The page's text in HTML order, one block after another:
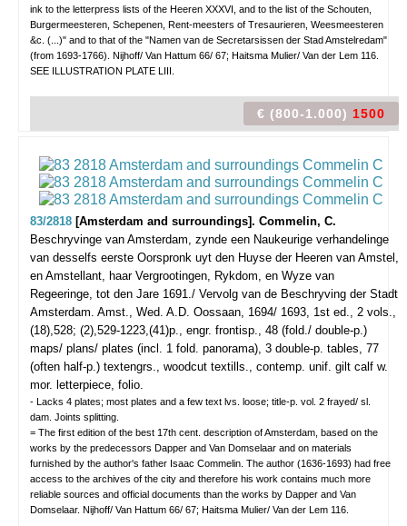
ink to the letterpress lists of the Heeren XXXVI, and to the list of the Schouten,
Burgermeesteren, Schepenen, Rent-meesters of Tresaurieren, Weesmeesteren
&c. (...)" and to that of the "Namen van de Secretarsissen der Stad Amstelredam"
(from 1693-1766). Nijhoff/ Van Hattum 66/ 67; Haitsma Mulier/ Van der Lem 116.
SEE ILLUSTRATION PLATE LIII.
€ (800-1.000) 1500
83/2818 [Amsterdam and surroundings]. Commelin, C.
Beschryvinge van Amsterdam, zynde een Naukeurige verhandelinge
van desselfs eerste Oorspronk uyt den Huyse der Heeren van Amstel,
en Amstellant, haar Vergrootingen, Rykdom, en Wyze van
Regeeringe, tot den Jare 1691./ Vervolg van de Beschryving der Stadt
Amsterdam. Amst., Wed. A.D. Oossaan, 1694/ 1693, 1st ed., 2 vols.,
(18),528; (2),529-1223,(41)p., engr. frontisp., 48 (fold./ double-p.)
maps/ plans/ plates (incl. 1 fold. panorama), 3 double-p. tables, 77
(often half-p.) textengrs., woodcut textills., contemp. unif. gilt calf w.
mor. letterpiece, folio.
- Lacks 4 plates; most plates and a few text lvs. loose; title-p. vol. 2 frayed/ sl.
dam. Joints splitting.
= The first edition of the best 17th cent. description of Amsterdam, based on the
works by the predecessors Dapper and Van Domselaar and on materials
furnished by the author's father Isaac Commelin. The author (1636-1693) had free
access to the archives of the city and therefore his work contains much more
reliable sources and official documents than the works by Dapper and Van
Domselaar. Nijhoff/ Van Hattum 66/ 67; Haitsma Mulier/ Van der Lem 116.